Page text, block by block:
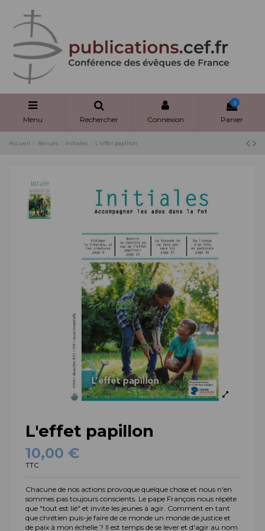
Menu Rechercher Connexion
0
Panier
Accueil Revues Initiales L'effet papillon
L'effet papillon
10,00 €
TTC
Chacune de nos actions provoque quelque chose et nous n'en
sommes pas toujours conscients. Le pape François nous répète
que "tout est lié" et invite les jeunes à agir. Comment en tant
que chrétien puis-je faire de ce monde un monde de justice et
de paix à mon échelle ? Il est temps de se lever et d'agir au nom